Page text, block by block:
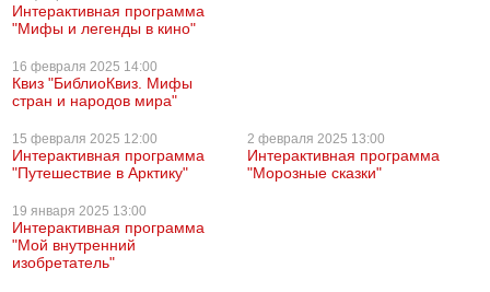
Интерактивная программа
"Мифы и легенды в кино"
16 февраля 2025 14:00
Квиз "БиблиоКвиз. Мифы
стран и народов мира"
15 февраля 2025 12:00
Интерактивная программа
"Путешествие в Арктику"
2 февраля 2025 13:00
Интерактивная программа
"Морозные сказки"
19 января 2025 13:00
Интерактивная программа
"Мой внутренний
изобретатель"